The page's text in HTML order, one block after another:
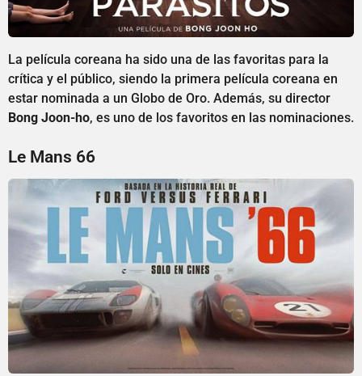
La película coreana ha sido una de las favoritas para la
crítica y el público, siendo la primera película coreana en
estar nominada a un Globo de Oro. Además, su director
Bong Joon-ho, es uno de los favoritos en las nominaciones.
Le Mans 66